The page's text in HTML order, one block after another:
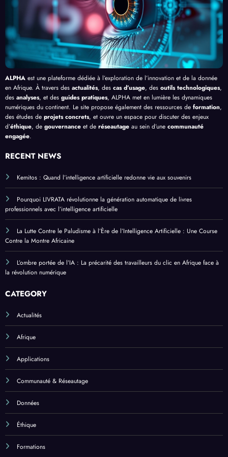
Afriq
ue
ui
ALPHA est une plateforme dédiée à l’exploration de l’innovation et de la donnée
en Afrique. À travers des actualités, des cas d’usage, des outils technologiques,
des analyses, et des guides pratiques, ALPHA met en lumière les dynamiques
numériques du continent. Le site propose également des ressources de formation,
des études de projets concrets, et ouvre un espace pour discuter des enjeux
d’éthique, de gouvernance et de réseautage au sein d’une communauté
engagée.
RECENT NEWS
Kemitos : Quand l’intelligence artificielle redonne vie aux souvenirs
Pourquoi LIVRATA révolutionne la génération automatique de livres
professionnels avec l’intelligence artificielle
La Lutte Contre le Paludisme à l’Ère de l’Intelligence Artificielle : Une Course
Contre la Montre Africaine
L’ombre portée de l’IA : La précarité des travailleurs du clic en Afrique face à
la révolution numérique
CATEGORY
Actualités
Afrique
Applications
Communauté & Réseautage
Données
Éthique
Formations